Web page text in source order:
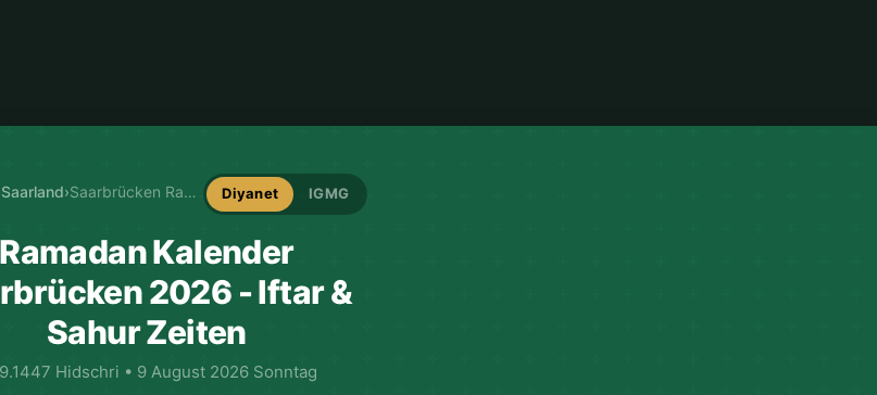
Saarland› Saarbrücken Ramadan-Kalender Diyanet IGMG
Ramadan Kalender
2026 - Iftar &
Sahur Zeiten
Hidschri • 9 August 2026 Sonntag